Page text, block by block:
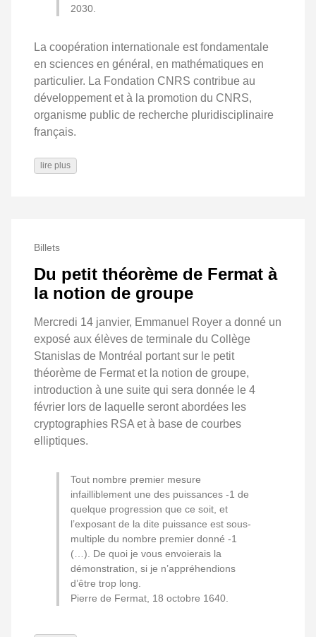
2030.
La coopération internationale est fondamentale
en sciences en général, en mathématiques en
particulier. La Fondation CNRS contribue au
développement et à la promotion du CNRS,
organisme public de recherche pluridisciplinaire
français.
lire plus
Billets
Du petit théorème de Fermat à
la notion de groupe
Mercredi 14 janvier, Emmanuel Royer a donné un
exposé aux élèves de terminale du Collège
Stanislas de Montréal portant sur le petit
théorème de Fermat et la notion de groupe,
introduction à une suite qui sera donnée le 4
février lors de laquelle seront abordées les
cryptographies RSA et à base de courbes
elliptiques.
Tout nombre premier mesure
infailliblement une des puissances -1 de
quelque progression que ce soit, et
l’exposant de la dite puissance est sous-
multiple du nombre premier donné -1
(…). De quoi je vous envoierais la
démonstration, si je n’appréhendions
d’être trop long.
Pierre de Fermat, 18 octobre 1640.